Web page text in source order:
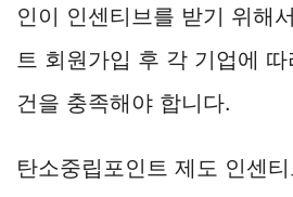
인이 인센티브를 받기 위해
트 회원가입 후 각 기업에
건을 충족해야 합니다.
탄소중립포인트 제도 인센